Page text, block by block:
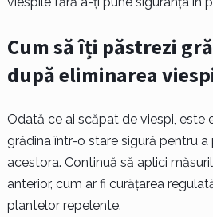
Cum să îți păstrezi
după eliminarea
Odată ce ai scăpat de viespi, este
grădina într-o stare sigură pentru a
acestora. Continuă să aplici
anterior, cum ar fi curățarea
plantelor repelente.